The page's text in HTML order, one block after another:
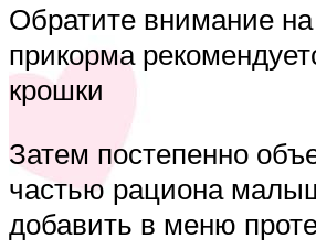
Обратите внимание на
прикорма
крошки
Затем постепенно
частью рациона
добавить в меню